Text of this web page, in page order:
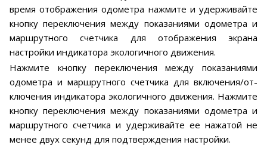
время отображения одометра нажмите и удерживайте
кнопку переключения между показаниями одометра и
маршрутного счетчика для отображения экрана
настройки индикатора экологичного движения.
Нажмите кнопку переключения между показаниями
одометра и маршрутного счетчика для включения/от-
ключения индикатора экологичного движения. Нажмите
кнопку переключения между показаниями одометра и
маршрутного счетчика и удерживайте ее нажатой не
менее двух секунд для подтверждения настройки.